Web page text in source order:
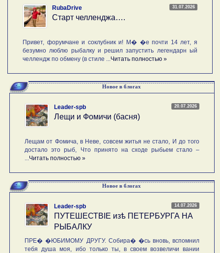
31.07.2026
RubaDrive
Старт челленджа….
Привет, форумчане и соклубник и! М� �е почти 14 лет, я
безумно люблю рыбалку и решил запустить легендарн ый
челлендж по обмену (в стиле ... Читать полностью »
Новое в блогах
20.07.2026
Leader-spb
Лещи и Фомичи (басня)
Лещам от Фомича, в Неве, совсем житья не стало, И до того
достало это рыб, Что принято на сходе рыбьем стало –
Читать полностью »
Новое в блогах
14.07.2026
Leader-spb
ПУТЕШЕСТВIE изѣ ПЕТЕРБУРГА НА
РЫБАЛКУ
ПРЕ� �ЮБИМОМУ ДРУГУ. Собира� �сь вновь, вспомнил
тебя душа моя, ибо только ты, в своем возвеличи вании